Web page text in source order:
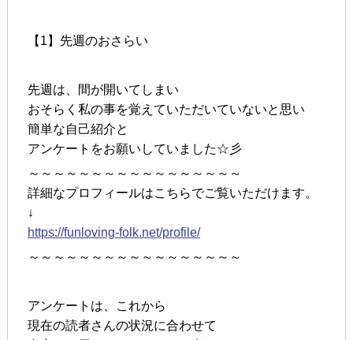
【1】先週のおさらい
先週は、間が開いてしまい
おそらく私の事を覚えていただいていないと思い
簡単な自己紹介と
アンケートをお願いしていました☆彡
～～～～～～～～～～～～～～～～～
詳細なプロフィールはこちらでご覧いただけます。
↓
https://funloving-folk.net/profile/
～～～～～～～～～～～～～～～～～
アンケートは、これから
現在の読者さんの状況に合わせて